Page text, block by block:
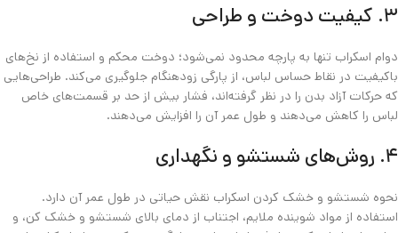
۳. کیفیت دوخت و طراحی
دوام اسکراب تنها به پارچه محدود نمی‌شود؛ دوخت محکم و استفاده از نخ‌های
باکیفیت در نقاط حساس لباس، از پارگی زودهنگام جلوگیری می‌کند. طراحی‌هایی
که حرکات آزاد بدن را در نظر گرفته‌اند، فشار بیش از حد بر قسمت‌های خاص
لباس را کاهش می‌دهند و طول عمر آن را افزایش می‌دهند.
۴. روش‌های شستشو و نگهداری
نحوه شستشو و خشک‌ کردن اسکراب نقش حیاتی در طول عمر آن دارد.
استفاده از مواد شوینده ملایم، اجتناب از دمای بالای شستشو و خشک‌ کن، و